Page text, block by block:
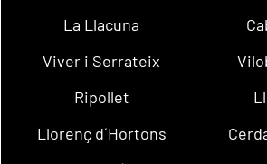
La Llacuna
Viver i Serrateix
Ripollet
Llorenç d´Hortons